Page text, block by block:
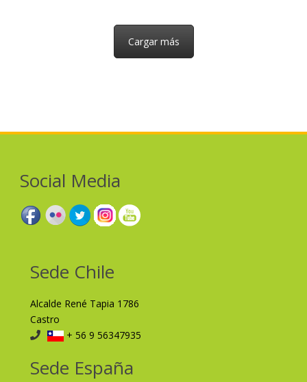
Cargar más
Social Media
Sede Chile
Alcalde René Tapia 1786
Castro
+ 56 9 56347935
Sede España